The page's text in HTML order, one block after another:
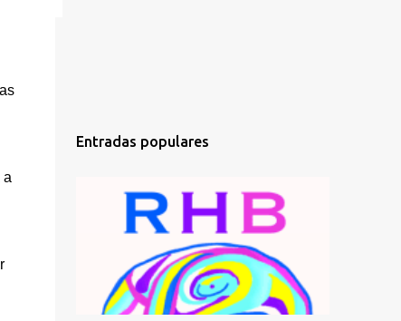
a
Entradas populares